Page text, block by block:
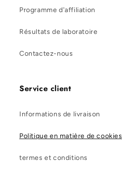
Programme d'affiliation
Résultats de laboratoire
Contactez-nous
Service client
Informations de livraison
Politique en matière de cookies
termes et conditions